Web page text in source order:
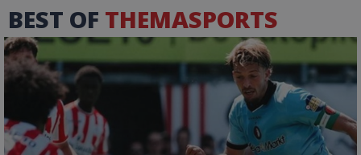
BEST OF THEMASPORTS